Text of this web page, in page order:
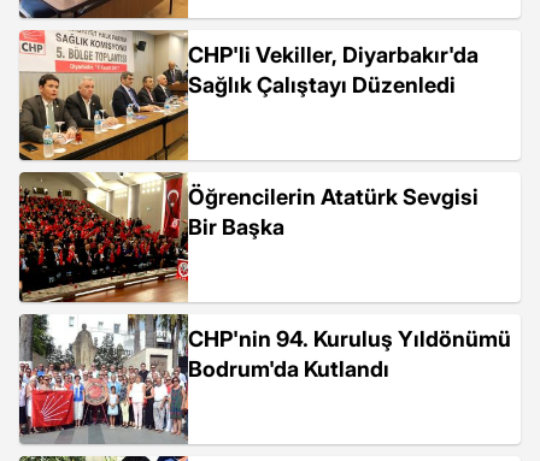
CHP'li Vekiller, Diyarbakır'da
Sağlık Çalıştayı Düzenledi
Öğrencilerin Atatürk Sevgisi
Bir Başka
CHP'nin 94. Kuruluş Yıldönümü
Bodrum'da Kutlandı